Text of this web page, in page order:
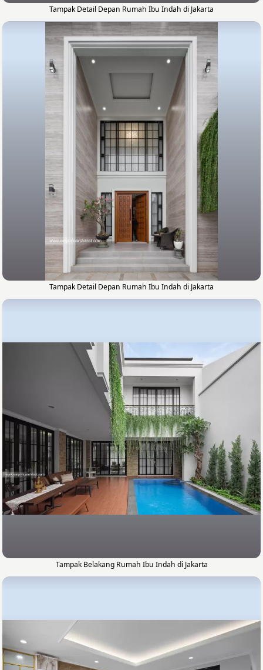
Tampak Detail Depan Rumah Ibu Indah di Jakarta
Tampak Detail Depan Rumah Ibu Indah di Jakarta
Tampak Belakang Rumah Ibu Indah di Jakarta